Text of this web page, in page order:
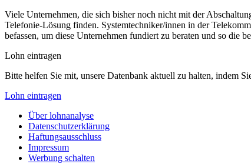
Viele Unternehmen, die sich bisher noch nicht mit der
Telefonie-Lösung finden. Systemtechniker/innen in der
befassen, um diese Unternehmen fundiert zu beraten und so die
Lohn eintragen
Bitte helfen Sie mit, unsere Datenbank aktuell zu halten, indem
Lohn eintragen
Über lohnanalyse
Datenschutzerklärung
Haftungsausschluss
Impressum
Werbung schalten